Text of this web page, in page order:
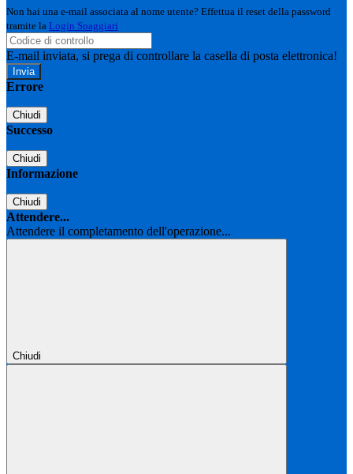
Non hai una e-mail associata al nome utente? Effettua il reset della password
tramite la Login Spaggiari
E-mail inviata, si prega di controllare la casella di posta elettronica!
Errore
Chiudi
Successo
Chiudi
Informazione
Chiudi
Attendere...
Attendere il completamento dell'operazione...
Chiudi